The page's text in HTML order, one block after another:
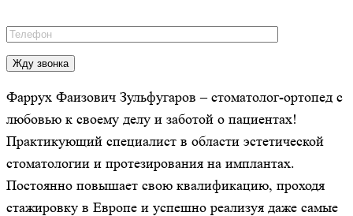
Фаррух Фаизович Зульфугаров – стоматолог-ортопед с
любовью к своему делу и заботой о пациентах!
Практикующий специалист в области эстетической
стоматологии и протезирования на имплантах.
Постоянно повышает свою квалификацию, проходя
стажировку в Европе и успешно реализуя даже самые